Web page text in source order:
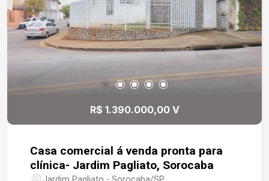
R$ 1.390.000,00 V
Casa comercial á venda pronta para
clínica- Jardim Pagliato, Sorocaba